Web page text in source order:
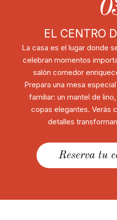
EL CENTRO
La casa es el lugar donde
celebran momentos
salón comedor
Prepara una mesa
familiar: un mantel de
copas elegantes. Verás
detalles
Reserva tu